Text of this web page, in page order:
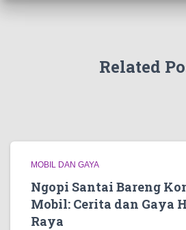
Related
MOBIL DAN GAYA
Ngopi Santai Bareng
Mobil: Cerita dan Gaya
Raya